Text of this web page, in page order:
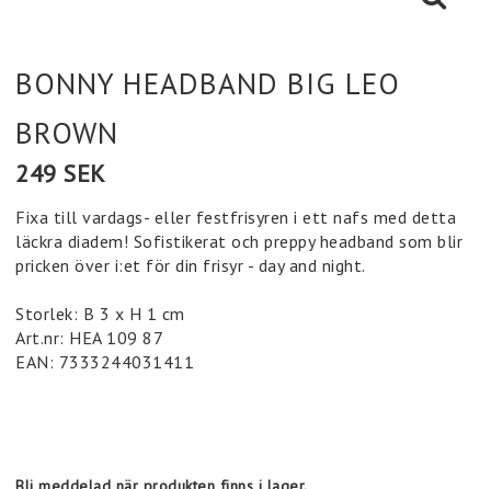
BONNY HEADBAND BIG LEO
BROWN
249 SEK
Fixa till vardags- eller festfrisyren i ett nafs med detta
läckra diadem! Sofistikerat och preppy headband som blir
pricken över i:et för din frisyr - day and night.
Storlek: B 3 x H 1 cm
Art.nr: HEA 109 87
EAN: 7333244031411